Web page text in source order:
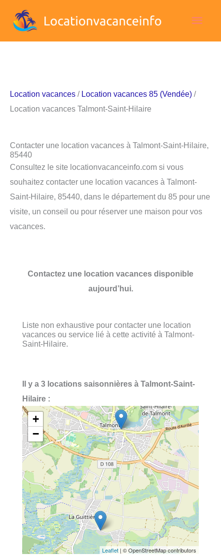
Location vacances / Location vacances 85 (Vendée) /
Location vacances Talmont-Saint-Hilaire
Contacter une location vacances à Talmont-Saint-Hilaire,
85440
Consultez le site locationvacanceinfo.com si vous
souhaitez contacter une location vacances à Talmont-
Saint-Hilaire, 85440, dans le département du 85 pour une
visite, un conseil ou pour réserver une maison pour vos
vacances.
Contactez une location vacances disponible
aujourd’hui.
Liste non exhaustive pour contacter une location
vacances ou service lié à cette activité à Talmont-
Saint-Hilaire.
Il y a 3 locations saisonnières à Talmont-Saint-
Hilaire :
+
−
Leaflet | © OpenStreetMap contributors